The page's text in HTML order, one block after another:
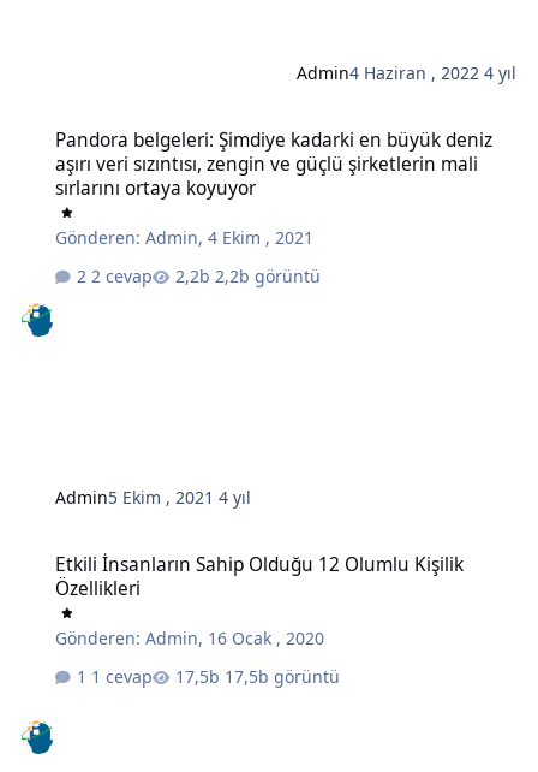
Admin4 Haziran , 2022 4 yıl
Pandora belgeleri: Şimdiye kadarki en büyük deniz
aşırı veri sızıntısı, zengin ve güçlü şirketlerin mali
sırlarını ortaya koyuyor
Gönderen:Admin,4 Ekim , 2021
2 cevap
2,2b görüntü
Admin5 Ekim , 20214 yıl
Etkili İnsanların Sahip Olduğu 12 Olumlu Kişilik
Özellikleri
Gönderen:Admin, 16 Ocak , 2020
1 cevap
17,5b görüntü